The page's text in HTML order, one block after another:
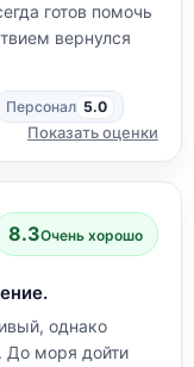
готов помочь
вернулся
Персонал 5.0
Показать оценки
8.3Очень хорошо
однако
До моря дойти